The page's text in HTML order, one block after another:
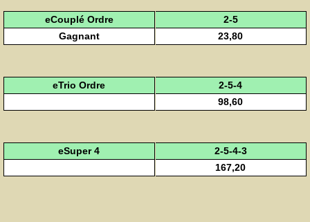
eCouplé Ordre
2-5
Gagnant
23,80
eTrio Ordre
2-5-4
98,60
eSuper 4
2-5-4-3
167,20